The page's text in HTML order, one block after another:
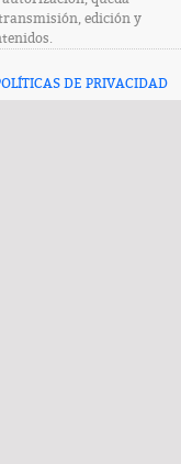
edición y
DE PRIVACIDAD